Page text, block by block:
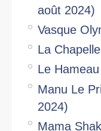
août 2024)
Vasque
La
Le
Manu Le
2024)
Mama